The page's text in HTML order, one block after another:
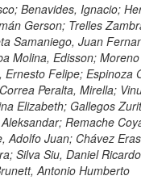
Benavides, Ignacio;
Gerson; Trelles
Samaniego, Juan
Molina, Edisson;
Ernesto Felipe;
Peralta, Mirella;
Elizabeth; Gallegos
Remache
Adolfo Juan; Chávez
Silva Siu, Daniel
Antonio Humberto